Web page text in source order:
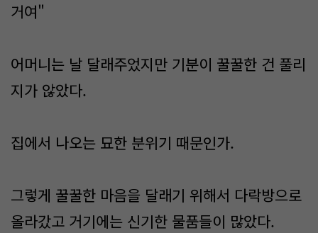
거여"
어머니는 날 달래주었지만 기분이 꿀꿀한 건 풀리
지가 않았다.
집에서 나오는 묘한 분위기 때문인가.
그렇게 꿀꿀한 마음을 달래기 위해서 다락방으로
올라갔고 거기에는 신기한 물품들이 많았다.